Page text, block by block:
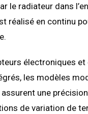
le radiateur dans
réalisé en continu
électroniques et
les modèles
une
de variation de